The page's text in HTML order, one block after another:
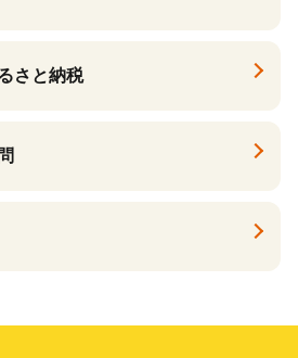
さと納税